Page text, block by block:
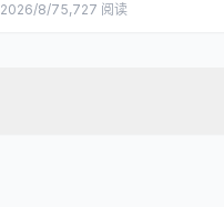
2026/8/75,727 阅读